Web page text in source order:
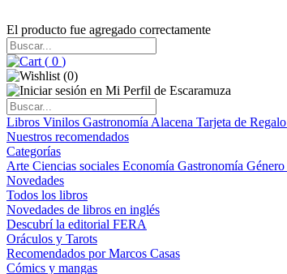
El producto fue agregado correctamente
( 0 )
(0)
Libros Vinilos Gastronomía Alacena Tarjeta de Regalo
Nuestros recomendados
Categorías
Arte Ciencias sociales Economía Gastronomía Género
Novedades
Todos los libros
Novedades de libros en inglés
Descubrí la editorial FERA
Oráculos y Tarots
Recomendados por Marcos Casas
Cómics y mangas